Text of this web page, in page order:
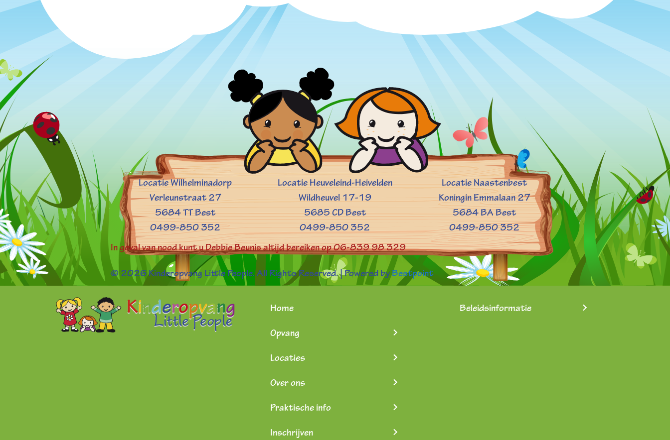
Locatie Wilhelminadorp
Verleunstraat 27
5684 TT Best
0499-850 352
Locatie Heuveleind-Heivelden
Wildheuvel 17-19
5685 CD Best
0499-850 352
Locatie Naastenbest
Koningin Emmalaan 27
5684 BA Best
0499-850 352
In geval van nood kunt u Debbie Beunis altijd bereiken op 06-839 98 329
© 2026 Kinderopvang Little People. All Rights Reserved. | Powered byBestpoint
Home
Opvang
Locaties
Over ons
Praktische info
Inschrijven
Beleidsinformatie